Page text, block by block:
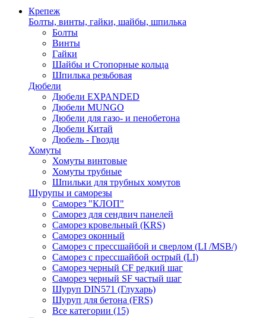
Крепеж
Болты, винты, гайки, шайбы, шпилька
Болты
Винты
Гайки
Шайбы и Стопорные кольца
Шпилька резьбовая
Дюбели
Дюбели EXPANDED
Дюбели MUNGO
Дюбели для газо- и пенобетона
Дюбели Китай
Дюбель - Гвозди
Хомуты
Хомуты винтовые
Хомуты трубные
Шпильки для трубных хомутов
Шурупы и саморезы
Саморез "КЛОП"
Саморез для сендвич панелей
Саморез кровельный (KRS)
Саморез оконный
Саморез с прессшайбой и сверлом (LI /MSB/)
Саморез с прессшайбой острый (LI)
Саморез черный CF редкий шаг
Саморез черный SF частый шаг
Шуруп DIN571 (Глухарь)
Шуруп для бетона (FRS)
Все категории (15)